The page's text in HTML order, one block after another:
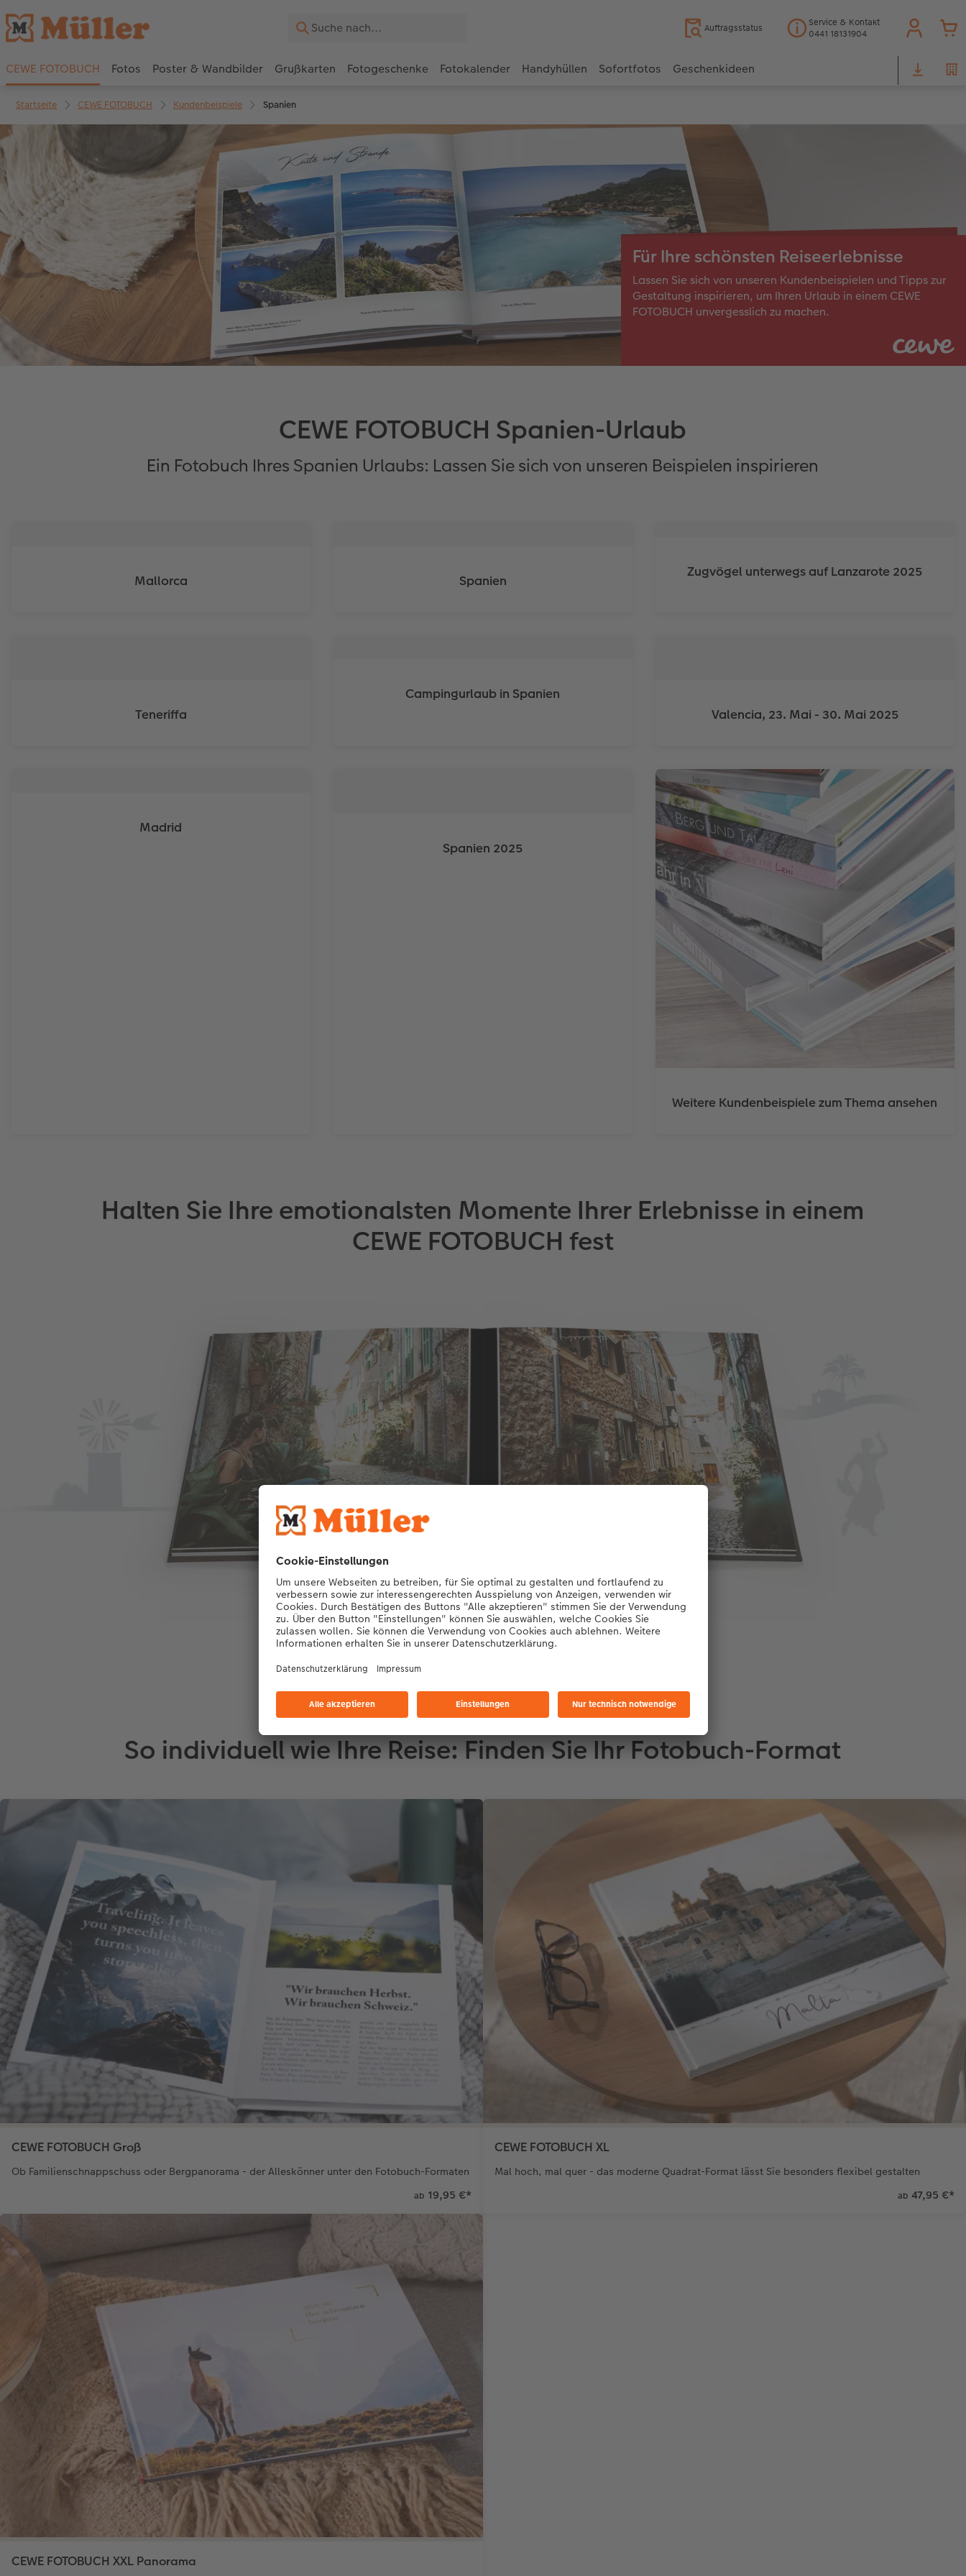
Auftragsstatus
Service & Kontakt
0441 18131904
CEWE FOTOBUCH Fotos Poster & Wandbilder Grußkarten Fotogeschenke Fotokalender Handyhüllen Sofortfotos Geschenkideen
Startseite CEWE FOTOBUCH Kundenbeispiele Spanien
Für Ihre schönsten Reiseerlebnisse
Lassen Sie sich von unseren Kundenbeispielen und Tipps zur
Gestaltung inspirieren, um Ihren Urlaub in einem CEWE
FOTOBUCH unvergesslich zu machen.
CEWE FOTOBUCH Spanien-Urlaub
Ein Fotobuch Ihres Spanien Urlaubs: Lassen Sie sich von unseren Beispielen inspirieren
Weitere Kundenbeispiele zum Thema ansehen
Mallorca Spanien
Zugvögel unterwegs auf Lanzarote 2025
Teneriffa
Campingurlaub in Spanien
Valencia, 23. Mai - 30. Mai 2025
Madrid
Spanien 2025
Halten Sie Ihre emotionalsten Momente Ihrer Erlebnisse in einem
CEWE FOTOBUCH fest
Jetzt gestalten
So individuell wie Ihre Reise: Finden Sie Ihr Fotobuch-Format
CEWE FOTOBUCH Groß
Ob Familienschnappschuss oder Bergpanorama - der Alleskönner unter den Fotobuch-Formaten
ab 19,95 €*
CEWE FOTOBUCH XL
Mal hoch, mal quer - das moderne Quadrat-Format lässt Sie besonders flexibel gestalten
ab 47,95 €*
CEWE FOTOBUCH XXL Panorama